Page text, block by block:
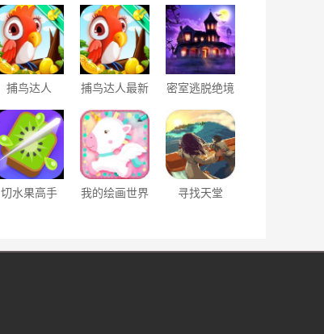
捕鸟达人
捕鸟达人最新
密室逃脱绝境
林ios版
切水果高手 我的绘画世界 寻找天堂